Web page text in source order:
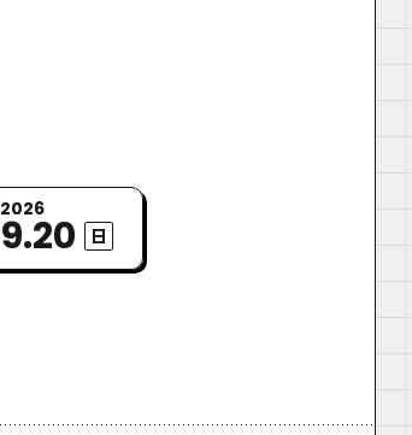
2026
9.20 日